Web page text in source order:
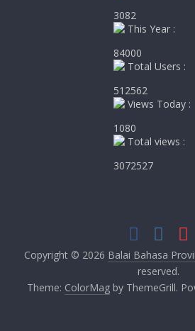
3082
This Year :
84000
Total Users :
512562
Views Today :
1080
Total views :
3072527
Copyright © 2026 Balai Bahasa
reserved.
Theme: ColorMagby ThemeGrill.